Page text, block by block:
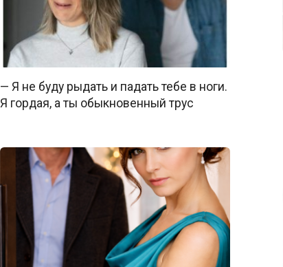
— Я не буду рыдать и падать тебе в ноги.
Я гордая, а ты обыкновенный трус